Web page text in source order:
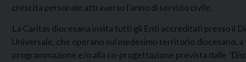
crescita personale attraverso l’anno di servizio civile.
La Caritas diocesana invita tutti gli Enti accreditati presso il
Universale, che operano sul medesimo territorio diocesano,
programmazione e/o alla co-progettazione prevista dalle